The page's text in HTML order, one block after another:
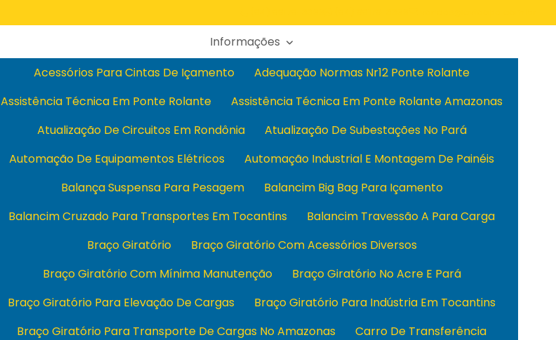
Informações
Acessórios Para Cintas De Içamento
Adequação Normas Nr12 Ponte Rolante
Assistência Técnica Em Ponte Rolante
Assistência Técnica Em Ponte Rolante Amazonas
Atualização De Circuitos Em Rondônia
Atualização De Subestações No Pará
Automação De Equipamentos Elétricos
Automação Industrial E Montagem De Painéis
Balança Suspensa Para Pesagem
Balancim Big Bag Para Içamento
Balancim Cruzado Para Transportes Em Tocantins
Balancim Travessão A Para Carga
Braço Giratório
Braço Giratório Com Acessórios Diversos
Braço Giratório Com Mínima Manutenção
Braço Giratório No Acre E Pará
Braço Giratório Para Elevação De Cargas
Braço Giratório Para Indústria Em Tocantins
Braço Giratório Para Transporte De Cargas No Amazonas
Carro De Transferência